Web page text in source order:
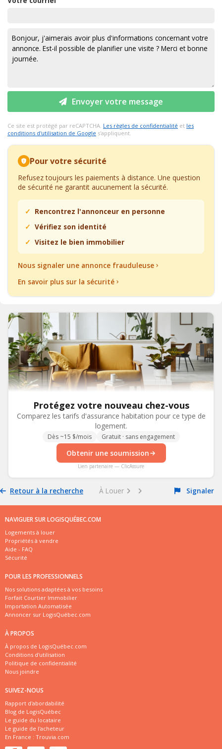
Envoyer votre message
Ce site est protégé par reCAPTCHA. Les règles de confidentialité et les
conditions d'utilisation de Google s'appliquent.
Pour votre sécurité
Refusez toujours les paiements à distance. Une question
de sécurité ne garantit aucunement la sécurité.
Rencontrez l'annonceur en personne
Vérifiez son identité
Visitez le bien immobilier
Nous signaler une annonce frauduleuse
En savoir plus sur la sécurité
Protégez votre nouveau chez-vous
Comparez les tarifs d'assurance habitation pour ce type de
logement.
Dès ~15 $/mois Gratuit · sans engagement
Obtenir une soumission
Lien partenaire — ClicAssure
Retour à la recherche À Louer Signaler
NAVIGUER SUR LOGISQUÉBEC.COM
Logements à louer
Propriétés à vendre
Aide - FAQ
Sécurité
POUR LES PROFESSIONNELS
Nos solutions adaptées à vos besoins
Forfait Courtier Immobilier
Importation Automatisée
Annoncer sur LogisQuébec.com
À PROPOS
À propos de LogisQuébec.com
Conditions d'utilisation
Politique de confidentialité
Nous joindre
SUIVEZ-NOUS
Rapport d'abordabilité
Blog de LogisQuébec
Le guide du locataire
Le guide de l'acheteur
En France : Trouvia.com